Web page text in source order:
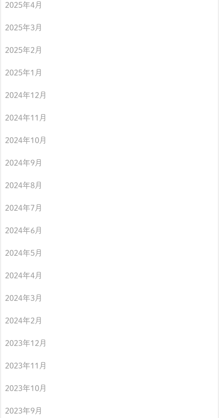
2025年4月
2025年3月
2025年2月
2025年1月
2024年12月
2024年11月
2024年10月
2024年9月
2024年8月
2024年7月
2024年6月
2024年5月
2024年4月
2024年3月
2024年2月
2023年12月
2023年11月
2023年10月
2023年9月